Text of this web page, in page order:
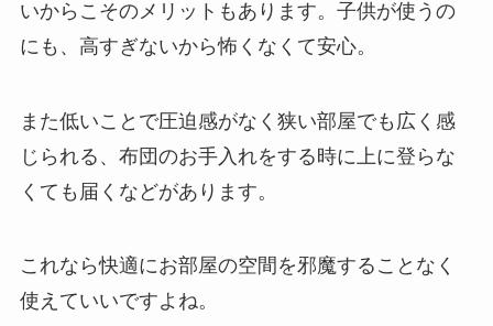
いからこそのメリットもあります。子供が使うの
にも、高すぎないから怖くなくて安心。
また低いことで圧迫感がなく狭い部屋でも広く感
じられる、布団のお手入れをする時に上に登らな
くても届くなどがあります。
これなら快適にお部屋の空間を邪魔することなく
使えていいですよね。